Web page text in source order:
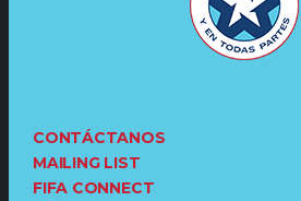
CONTÁCTANOS
MAILING LIST
FIFA CONNECT